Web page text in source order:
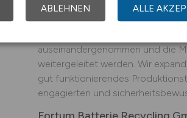
An unserem Standort in
Prozessschritt durchgeführt, in
auseinandergenommen und die
weitergeleitet werden. Wir
gut funktionierendes
engagierten und
ABLEHNEN ALLE